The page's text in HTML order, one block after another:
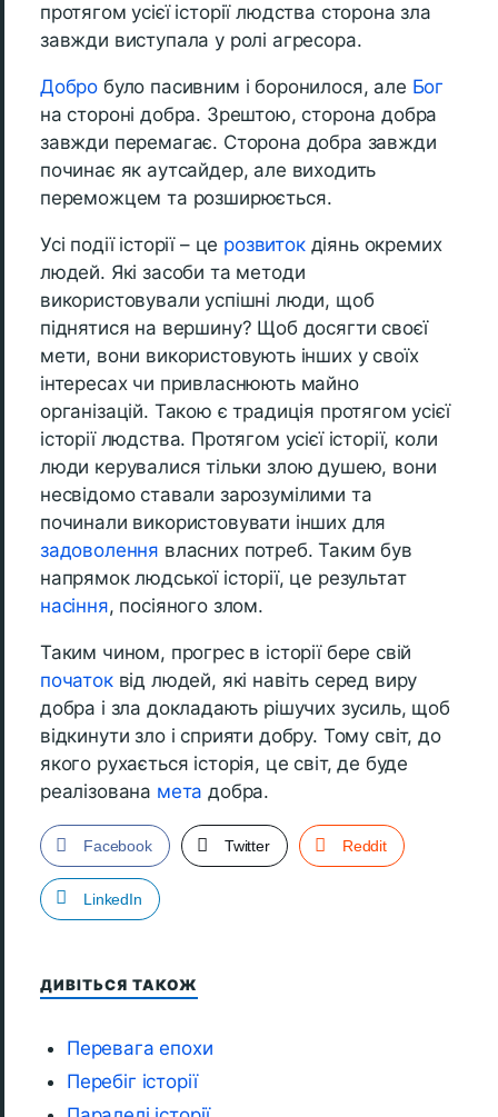
протягом усієї історії людства сторона зла
завжди виступала у ролі агресора.
Добро було пасивним і боронилося, але Бог
на стороні добра. Зрештою, сторона добра
завжди перемагає. Сторона добра завжди
починає як аутсайдер, але виходить
переможцем та розширюється.
Усі події історії – це розвитокдіянь окремих
людей. Які засоби та методи
використовували успішні люди, щоб
піднятися на вершину? Щоб досягти своєї
мети, вони використовують інших у своїх
інтересах чи привласнюють майно
організацій. Такою є традиція протягом усієї
історії людства. Протягом усієї історії, коли
люди керувалися тільки злою душею, вони
несвідомо ставали зарозумілими та
починали використовувати інших для
задоволення власних потреб. Таким був
напрямок людської історії, це результат
насіння, посіяного злом.
Таким чином, прогрес в історії бере свій
початоквід людей, які навіть серед виру
добра і зла докладають рішучих зусиль, щоб
відкинути зло і сприяти добру. Тому світ, до
якого рухається історія, це світ, де буде
реалізована мета добра.
Facebook Twitter Reddit
LinkedIn
ДИВІТЬСЯ ТАКОЖ
Перевага епохи
Перебіг історії